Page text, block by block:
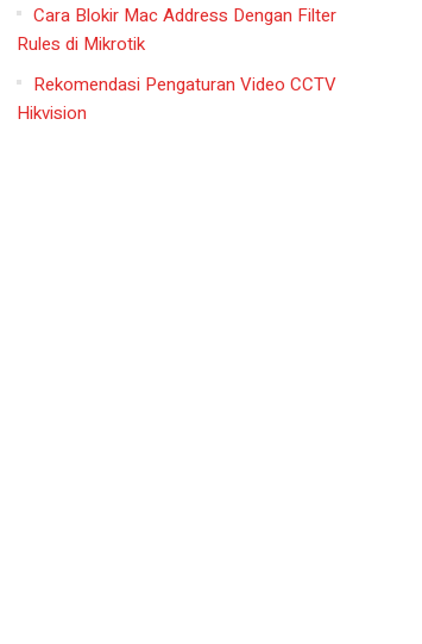
Cara Blokir Mac Address Dengan Filter
Rules di Mikrotik
Rekomendasi Pengaturan Video CCTV
Hikvision